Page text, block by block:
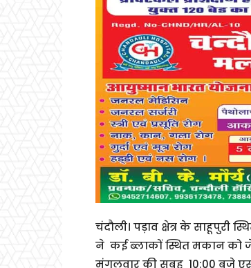
चंदौली। पड़ाव क्षेत्र के साहूपुरी
ने कई ब्लाकों स्थित मकान को
मंगलवार की सुबह 10:00 बजे